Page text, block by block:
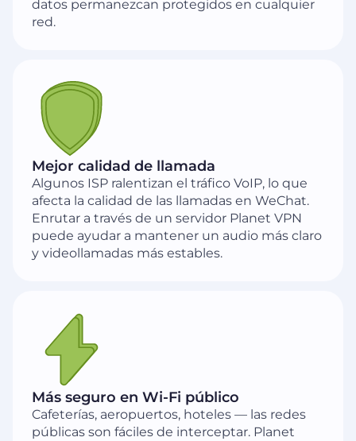
datos permanezcan protegidos en cualquier
red.
Mejor calidad de llamada
Algunos ISP ralentizan el tráfico VoIP, lo que
afecta la calidad de las llamadas en WeChat.
Enrutar a través de un servidor Planet VPN
puede ayudar a mantener un audio más claro
y videollamadas más estables.
Más seguro en Wi-Fi público
Cafeterías, aeropuertos, hoteles — las redes
públicas son fáciles de interceptar. Planet